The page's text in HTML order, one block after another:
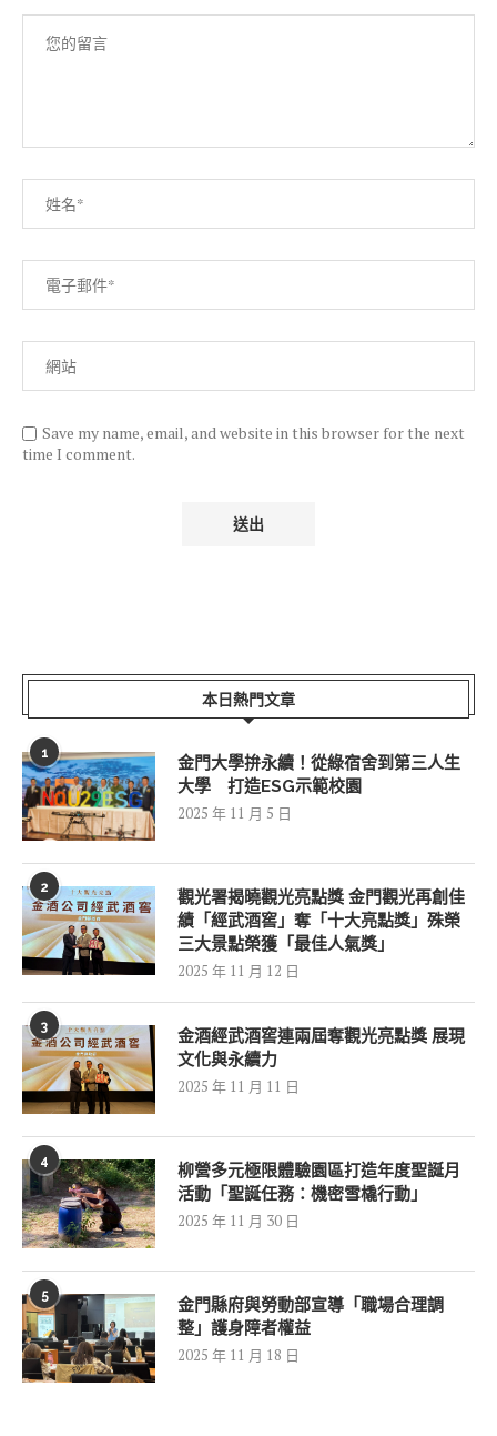
Save my name, email, and website in this browser for the next
time I comment.
本日熱門文章
1
金門大學拚永續！從綠宿舍到第三人生
大學 打造ESG示範校園
2025 年 11 月 5 日
2
觀光署揭曉觀光亮點獎 金門觀光再創佳
績「經武酒窖」奪「十大亮點獎」殊榮
三大景點榮獲「最佳人氣獎」
2025 年 11 月 12 日
3
金酒經武酒窖連兩屆奪觀光亮點獎 展現
文化與永續力
2025 年 11 月 11 日
4
柳營多元極限體驗園區打造年度聖誕月
活動「聖誕任務：機密雪橇行動」
2025 年 11 月 30 日
5
金門縣府與勞動部宣導「職場合理調
整」護身障者權益
2025 年 11 月 18 日